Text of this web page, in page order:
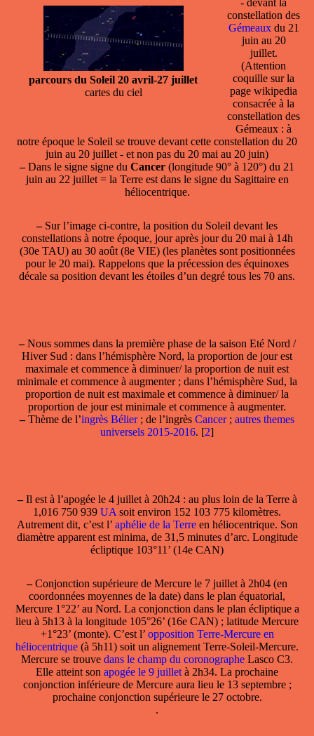
parcours du Soleil 20 avril-27 juillet
cartes du ciel
constellation des
Gémeauxdu 21
juin au 20
juillet.
(Attention
coquille sur la
page wikipedia
consacrée à la
constellation des
Gémeaux : à
notre époque le Soleil se trouve devant cette constellation du 20
juin au 20 juillet - et non pas du 20 mai au 20 juin)
–Dans le signe signe du Cancer (longitude 90° à 120°) du 21
juin au 22 juillet = la Terre est dans le signe du Sagittaire en
héliocentrique.
–Sur l’image ci-contre, la position du Soleil devant les
constellations à notre époque, jour après jour du 20 mai à 14h
(30e TAU) au 30 août (8e VIE) (les planètes sont positionnées
pour le 20 mai). Rappelons que la précession des équinoxes
décale sa position devant les étoiles d’un degré tous les 70 ans.
–Nous sommes dans la première phase de la saison Eté Nord /
Hiver Sud : dans l’hémisphère Nord, la proportion de jour est
maximale et commence à diminuer/ la proportion de nuit est
minimale et commence à augmenter ; dans l’hémisphère Sud, la
proportion de nuit est maximale et commence à diminuer/ la
proportion de jour est minimale et commence à augmenter.
–Thème de l’ingrès Bélier; de l’ingrès Cancer; autres themes
universels 2015-2016. [2]
–Il est à l’apogée le 4 juilletà 20h24 : au plus loin de la Terre à
1,016 750 939 UA soit environ 152 103 775 kilomètres.
Autrement dit, c’est l’ aphélie de la Terre en héliocentrique. Son
diamètre apparent est minima, de 31,5 minutes d’arc. Longitude
écliptique 103°11’ (14e CAN)
– Conjonction supérieure de Mercure le 7 juillet à 2h04 (en
coordonnées moyennes de la date) dans le plan équatorial,
Mercure 1°22’ au Nord. La conjonction dans le plan écliptique a
lieu à 5h13 à la longitude 105°26’ (16e CAN) ; latitude Mercure
+1°23’ (monte). C’est l’ opposition Terre-Mercure en
héliocentrique (à 5h11) soit un alignement Terre-Soleil-Mercure.
Mercure se trouve dans le champ du coronographe Lasco C3.
Elle atteint son apogée le 9 juillet à 2h34. La prochaine
conjonction inférieure de Mercure aura lieu le 13 septembre ;
prochaine conjonction supérieure le 27 octobre.
.